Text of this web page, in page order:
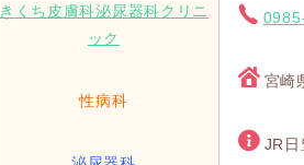
きくち皮膚科泌尿器科クリニ
ック
性病科
宮崎
JR日